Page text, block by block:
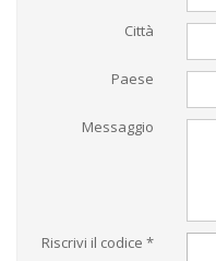
Città
Paese
Messaggio
Riscrivi il codice *